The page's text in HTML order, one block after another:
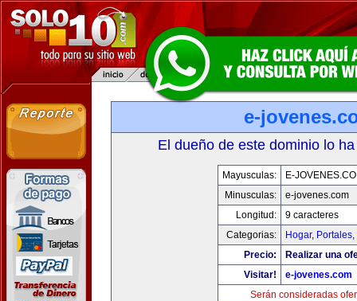
e-
El dueño de este dominio lo
Mayusculas:
E-
Minusculas:
e-jovenes.com
Longitud:
9 caracteres
Categorias:
Hogar, Portales,
Precio:
Realizar una
Visitar!
e-jovenes.com
Serán consideradas